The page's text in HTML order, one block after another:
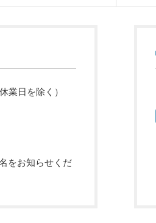
日を除く）
をお知らせくだ